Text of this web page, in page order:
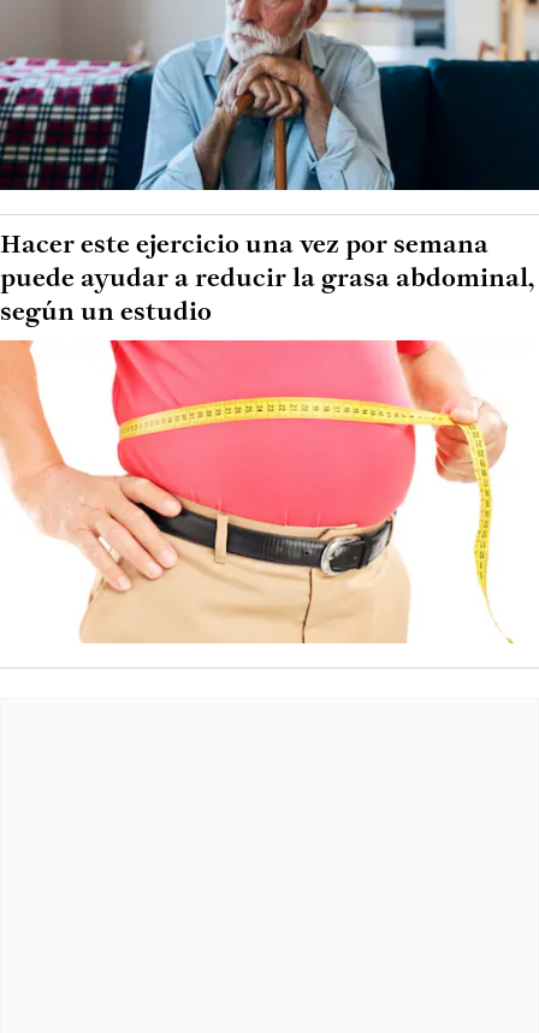
Hacer este ejercicio una vez por semana
puede ayudar a reducir la grasa abdominal,
según un estudio